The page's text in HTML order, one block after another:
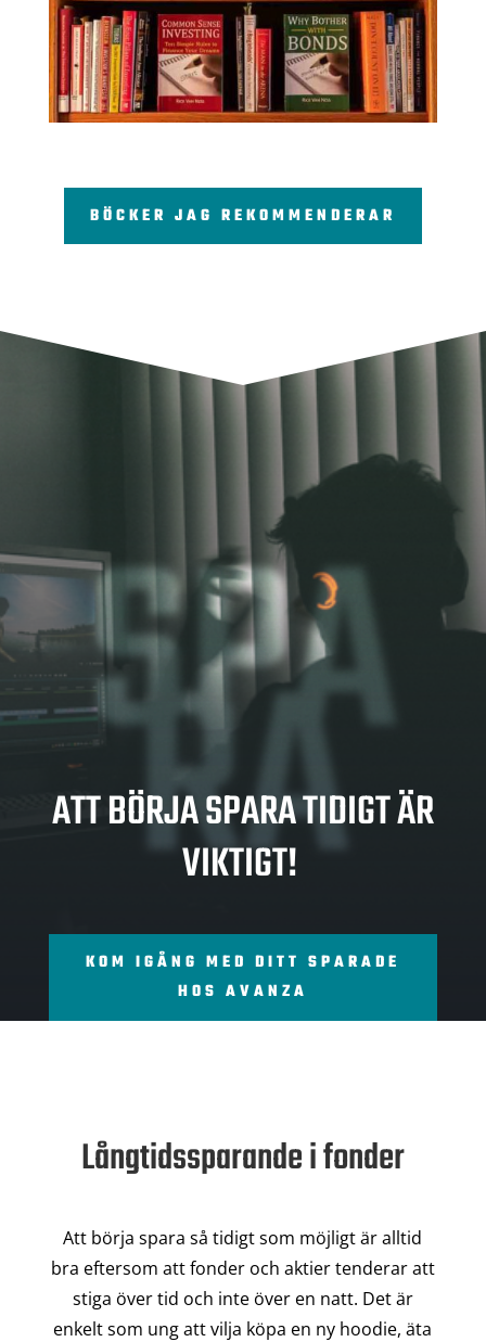
BÖCKER JAG REKOMMENDERAR
SPA
RA
ATT BÖRJA SPARA TIDIGT ÄR
VIKTIGT!
KOM IGÅNG MED DITT SPARADE
HOS AVANZA
Långtidssparande i fonder
Att börja spara så tidigt som möjligt är alltid
bra eftersom att fonder och aktier tenderar att
stiga över tid och inte över en natt. Det är
enkelt som ung att vilja köpa en ny hoodie, äta